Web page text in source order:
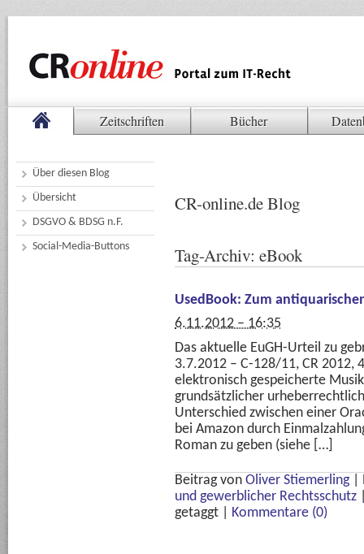
Zeitschriften Bücher
Über diesen Blog
Übersicht
DSGVO & BDSG n.F.
Social-Media-Buttons
CR-online.de Blog
Tag-Archiv: eBook
UsedBook: Zum
6.11.2012 – 16:35
Das aktuelle EuGH-Urteil zu
3.7.2012 – C-128/11, CR 2012,
elektronisch gespeicherte
grundsätzlicher
Unterschied zwischen einer
bei Amazon durch
Roman zu geben (siehe […]
Beitrag von Oliver Stiemerling
und gewerblicher Rechtsschutz
getaggt
Kommentare (0)